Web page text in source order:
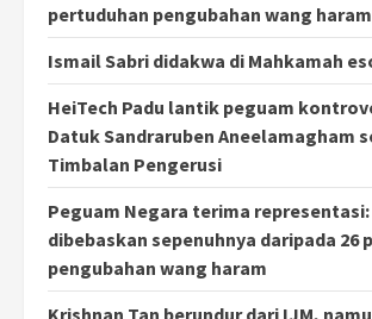
pertuduhan pengubahan wang haram
Ismail Sabri didakwa di Mahkamah
HeiTech Padu lantik peguam
Datuk Sandraruben Aneelamagham
Timbalan Pengerusi
Peguam Negara terima
dibebaskan sepenuhnya daripada 26
pengubahan wang haram
Krishnan Tan berundur dari IJM,